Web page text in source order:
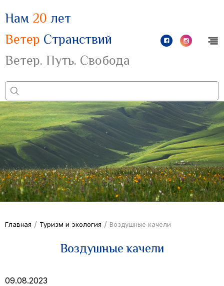
Нам 20 лет
Ветер Странствий
Ветер. Путь. Свобода
Главная / Туризм и экология / Воздушные качели
Воздушные качели
09.08.2023